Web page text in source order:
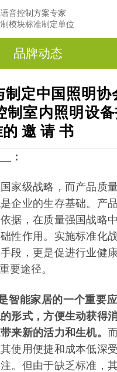
音控制方案专家
模块标准制定单位
品牌动态
制定中国照明协
制室内照明设
邀 请 书
：
家级战略，而产品质
企业的生存基础。产
据，在质量强国战略
性作用。实施标准化
段，更是促进行业健
要途径。
智能家居的一个重要应
形式，方便生动获得
来新的活力和生机。
使用便捷和成本低深
。但由于缺乏标准，